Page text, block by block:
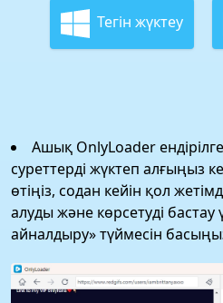
Тегін жүктеу
Ашық OnlyLoader
суреттерді жүктеп алғыңыз
өтіңіз, содан кейін қол
алуды және көрсетуді бастау
айналдыру» түймесін